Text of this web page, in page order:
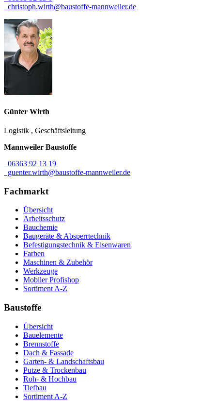
christoph.wirth@baustoffe-mannweiler.de
Günter Wirth
Logistik , Geschäftsleitung
Mannweiler Baustoffe
06363 92 13 19
guenter.wirth@baustoffe-mannweiler.de
Fachmarkt
Übersicht
Arbeitsschutz
Bauchemie
Baugeräte & Absperrtechnik
Befestigungstechnik & Eisenwaren
Farben
Maschinen & Zubehör
Werkzeuge
Mobiler Profishop
Sortiment A-Z
Baustoffe
Übersicht
Bauelemente
Brennstoffe
Dach & Fassade
Garten- & Landschaftsbau
Putze & Trockenbau
Roh- & Hochbau
Tiefbau
Sortiment A-Z